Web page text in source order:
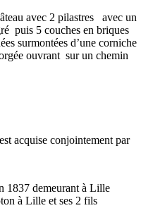
avec 2 pilastres avec un
puis 5 couches en briques
surmontées d’une corniche
ouvrant sur un chemin
acquise conjointement par
demeurant à Lille
à Lille et ses 2 fils